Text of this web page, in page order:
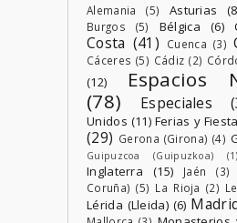
Alemania (5) Asturias
Burgos (5) Bélgica (6)
Costa (41) Cuenca (3)
Cáceres (5) Cádiz (2)
(12)
Espacios
(78)
Especiales
Unidos (11) Ferias y
(29) Gerona (Girona) (4)
Guipuzcoa (Guipuzkoa) (1)
Inglaterra
(15) Jaén (3)
Coruña) (5) La Rioja (2)
Lérida (Lleida) (6)